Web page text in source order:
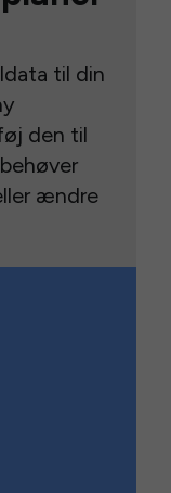
til din
den til
ændre